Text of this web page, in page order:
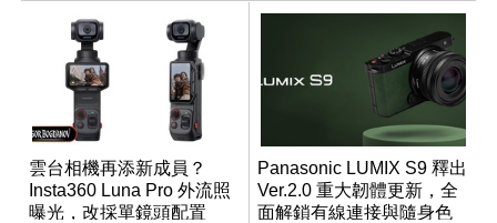
雲台相機再添新成員？
Insta360 Luna Pro 外流照
曝光，改採單鏡頭配置
Panasonic LUMIX S9 釋出
Ver.2.0 重大韌體更新，全
面解鎖有線連接與隨身色